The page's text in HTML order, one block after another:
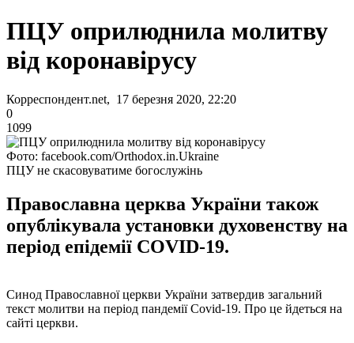
ПЦУ оприлюднила молитву
від коронавірусу
Корреспондент.net, 17 березня 2020, 22:20
0
1099
Фото: facebook.com/Orthodox.in.Ukraine
ПЦУ не скасовуватиме богослужінь
Православна церква України також
опублікувала установки духовенству на
період епідемії COVID-19.
Синод Православної церкви України затвердив загальний
текст молитви на період пандемії Covid-19. Про це йдеться на
сайті церкви.